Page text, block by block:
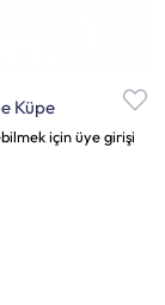
Küpe
için üye girişi